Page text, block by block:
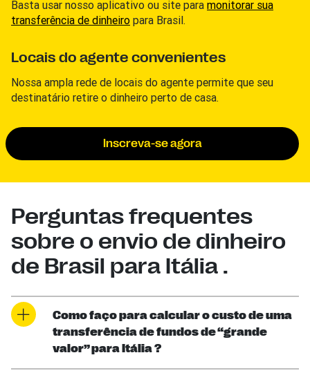
Basta usar nosso aplicativo ou site para monitorar sua
transferência de dinheiro para Brasil.
Locais do agente convenientes
Nossa ampla rede de locais do agente permite que seu
destinatário retire o dinheiro perto de casa.
Inscreva-se agora
Perguntas frequentes
sobre o envio de dinheiro
de Brasil para Itália .
Como faço para calcular o custo de uma
transferência de fundos de “grande
valor” para Itália ?